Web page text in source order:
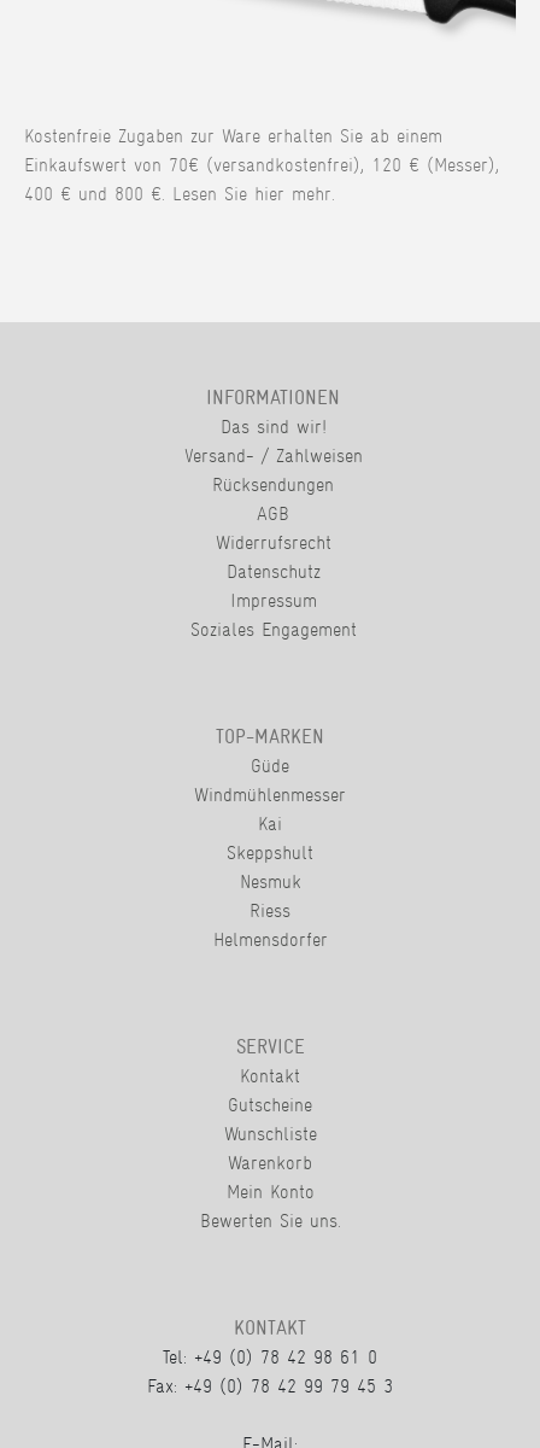
Kostenfreie Zugaben zur Ware erhalten Sie ab einem
Einkaufswert von 70€ (versandkostenfrei), 120 € (Messer),
400 € und 800 €. Lesen Sie hier mehr.
INFORMATIONEN
Das sind wir!
Versand- / Zahlweisen
Rücksendungen
AGB
Widerrufsrecht
Datenschutz
Impressum
Soziales Engagement
TOP-MARKEN
Güde
Windmühlenmesser
Kai
Skeppshult
Nesmuk
Riess
Helmensdorfer
SERVICE
Kontakt
Gutscheine
Wunschliste
Warenkorb
Mein Konto
Bewerten Sie uns.
KONTAKT
Tel: +49 (0) 78 42 98 61 0
Fax: +49 (0) 78 42 99 79 45 3
E-Mail: